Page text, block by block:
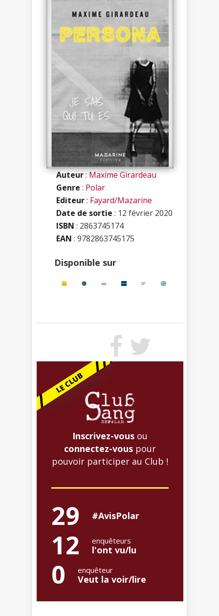
Auteur:Maxime Girardeau
Genre : Polar
Editeur: Fayard/Mazarine
Date de sortie : 12 février 2020
ISBN : 2863745174
EAN : 9782863745175
Disponible sur
Inscrivez-vous ou
connectez-vous pour
pouvoir participer au Club !
29 #AvisPolar
12 enquêteurs
l'ont vu/lu
0 enquêteur
Veut la voir/lire